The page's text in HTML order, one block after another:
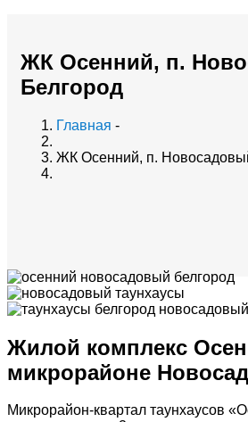
ЖК Осенний, п.
Белгород
Главная -
ЖК Осенний, п.
Жилой комплекс
микрорайоне
Микрорайон-квартал таунхаусов